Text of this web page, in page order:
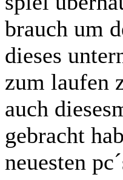
brauch um
dieses
zum laufen
auch
gebracht
neuesten